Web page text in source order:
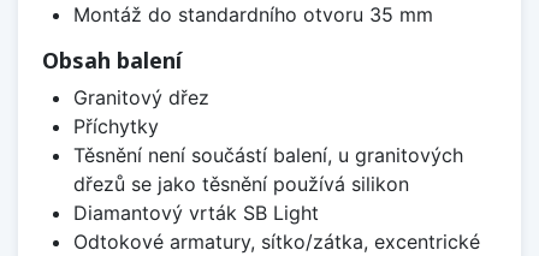
Montáž do standardního otvoru 35 mm
Obsah balení
Granitový dřez
Příchytky
Těsnění není součástí balení, u granitových
dřezů se jako těsnění používá silikon
Diamantový vrták SB Light
Odtokové armatury, sítko/zátka, excentrické